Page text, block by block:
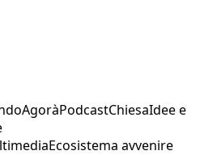
AgoràPodcastChiesaIdee e
Ecosistema avvenire